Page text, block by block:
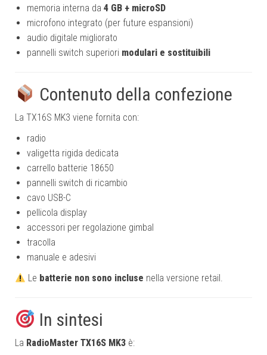
memoria interna da 4 GB + microSD
microfono integrato (per future espansioni)
audio digitale migliorato
pannelli switch superiori modulari e sostituibili
Contenuto della confezione
La TX16S MK3 viene fornita con:
radio
valigetta rigida dedicata
carrello batterie 18650
pannelli switch di ricambio
cavo USB-C
pellicola display
accessori per regolazione gimbal
tracolla
manuale e adesivi
Le batterie non sono incluse nella versione retail.
In sintesi
La RadioMaster TX16S MK3 è: